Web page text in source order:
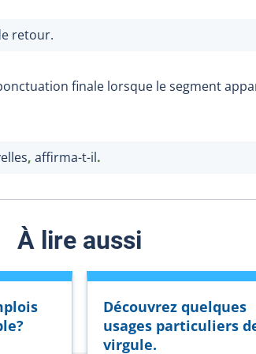
retour.
finale lorsque le segment
, affirma-t-il.
À lire aussi
Découvrez quelques
usages particuliers
virgule.